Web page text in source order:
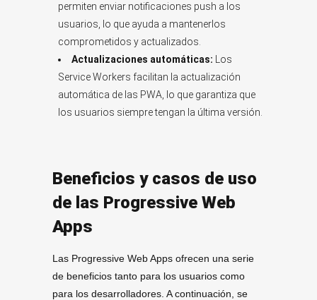
permiten enviar notificaciones push a los
usuarios, lo que ayuda a mantenerlos
comprometidos y actualizados.
Actualizaciones automáticas: Los
Service Workers facilitan la actualización
automática de las PWA, lo que garantiza que
los usuarios siempre tengan la última versión.
Beneficios y casos de uso
de las Progressive Web
Apps
Las Progressive Web Apps ofrecen una serie
de beneficios tanto para los usuarios como
para los desarrolladores. A continuación, se